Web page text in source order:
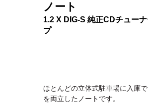
ノート
1.2 X DIG-S 純正CDチュー
プ
ほとんどの立体式駐車場に入庫
を両立したノートです。